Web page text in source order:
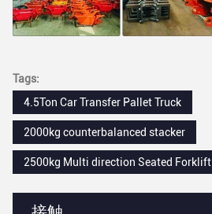
Tags:
4.5Ton Car Transfer Pallet Truck
2000kg counterbalanced stacker
2500kg Multi direction Seated Forklift